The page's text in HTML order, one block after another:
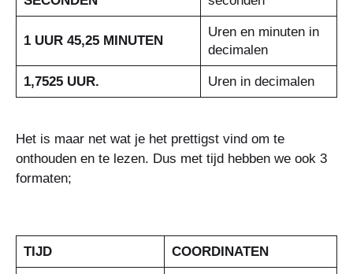
1 UUR 45,25 MINUTEN
Uren en minuten in
decimalen
1,7525 UUR. Uren in decimalen
Het is maar net wat je het prettigst vind om te
onthouden en te lezen. Dus met tijd hebben we ook 3
formaten;
TIJD COORDINATEN